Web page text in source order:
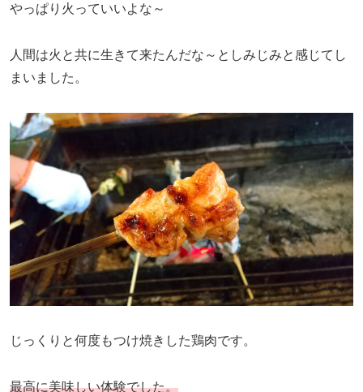
やっぱり火っていいよな～
人間は火と共に生きて来たんだな～としみじみと感じてし
まいました。
じっくりと何度もつけ焼きした鶏肉です。
最高に美味しい体験でした。